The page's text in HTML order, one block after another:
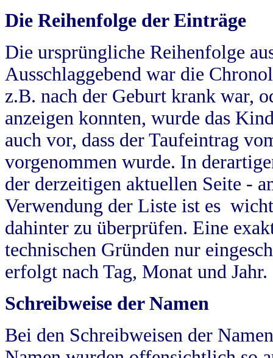
Die Reihenfolge der Einträge
Die ursprüngliche Reihenfolge
Ausschlaggebend war die
z.B. nach der Geburt krank war,
anzeigen konnten, wurde das
auch vor, dass der Taufeintrag
vorgenommen wurde. In
der derzeitigen aktuellen Seite -
Verwendung der Liste ist es
dahinter zu überprüfen. Eine
technischen Gründen nur
erfolgt nach Tag, Monat und Jahr.
Schreibweise der Namen
Bei den Schreibweisen der